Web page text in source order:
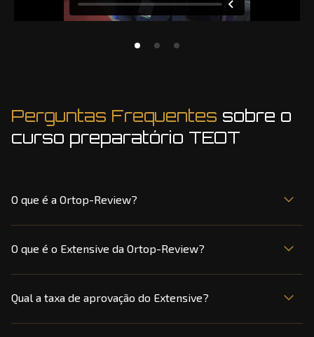
Perguntas Frequentes sobre o
curso preparatório TEOT
O que é a Ortop-Review?
O que é o Extensive da Ortop-Review?
Qual a taxa de aprovação do Extensive?